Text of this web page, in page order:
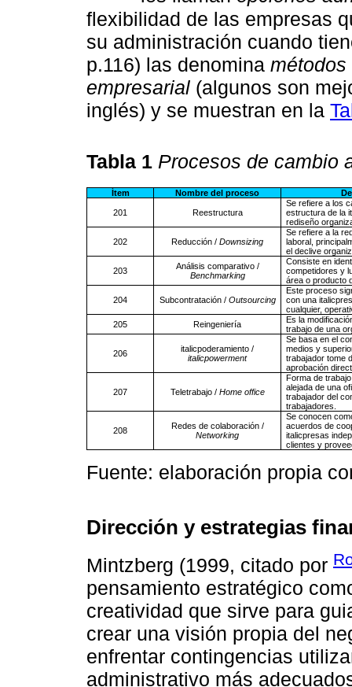
flexibilidad de las empresas
su administración cuando
p.116) las denomina métodos
empresarial (algunos son
inglés) y se muestran en la
Tabla 1 Procesos de cambio
Ítem Nombre del proceso
201 Reestructura
Se refiere a los
estructura de la
rediseño
202 Reducción / Downsizing
Se refiere a la
laboral,
el declive
203
Análisis comparativo /
Benchmarking
Consiste en
competidores y
área o producto
204 Subcontratación / Outsourcing
Este proceso
con una
cualquier,
205
Reingeniería
Es la
trabajo de una
206
italicpoderamiento /
italicpowerment
Se basa en el
medios y
trabajador tome
aprobación
207 Teletrabajo / Home office
Forma de
alejada de una
trabajador del
trabajadores.
208
Redes de colaboración /
Networking
Se conocen
acuerdos de
italicpresas
clientes y
Fuente: elaboración propia
Dirección y estrategias
Mintzberg (1999, citado por
pensamiento estratégico
creatividad que sirve para
crear una visión propia del
enfrentar contingencias
administrativo más